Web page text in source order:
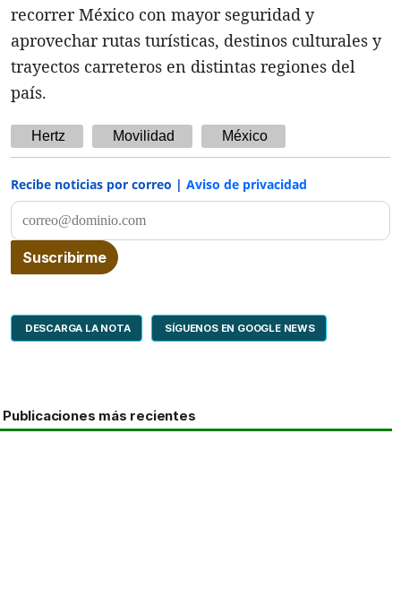
recorrer México con mayor seguridad y
aprovechar rutas turísticas, destinos culturales y
trayectos carreteros en distintas regiones del
país.
Hertz Movilidad México
Recibe noticias por correo | Aviso de privacidad
DESCARGA LA NOTA SÍGUENOS EN GOOGLE NEWS
Publicaciones más recientes